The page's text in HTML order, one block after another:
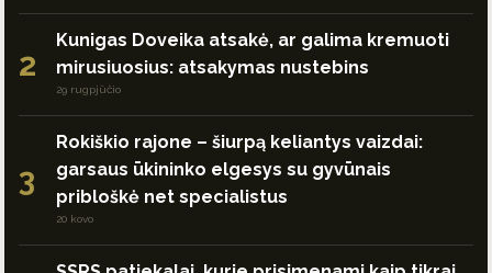
2
Kunigas Doveika atsakė, ar galima kremuoti
mirusiuosius: atsakymas nustebins
29 rugpjūčio
3
Rokiškio rajone – šiurpą keliantys vaizdai:
garsaus ūkininko elgesys su gyvūnais
pribloškė net specialistus
20 kovo